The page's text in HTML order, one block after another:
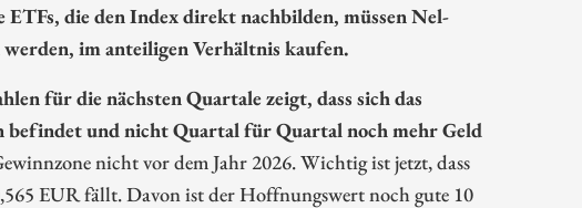
ETFs, die den Index direkt nachbilden, müssen Nel-
im anteiligen Verhältnis kaufen.
für die nächsten Quartale zeigt, dass sich das
und nicht Quartal für Quartal noch mehr Geld
nicht vor dem Jahr 2026. Wichtig ist jetzt, dass
EUR fällt. Davon ist der Hoffnungswert noch gute 10